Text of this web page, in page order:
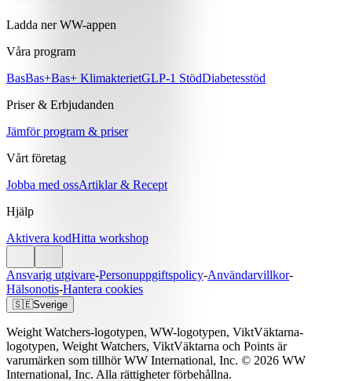
Ladda ner WW-appen
Våra program
BasBas+Bas+ KlimakterietGLP-1 StödDiabetesstöd
Priser & Erbjudanden
Jämför program & priser
Vårt företag
Jobba med ossArtiklar & Recept
Hjälp
Aktivera kodHitta workshop
Ansvarig utgivare-Personuppgiftspolicy-Användarvillkor-
Hälsonotis-Hantera cookies
🇸🇪Sverige
Weight Watchers-logotypen, WW-logotypen, ViktVäktarna-
logotypen, Weight Watchers, ViktVäktarna och Points är
varumärken som tillhör WW International, Inc. © 2026 WW
International, Inc. Alla rättigheter förbehållna.